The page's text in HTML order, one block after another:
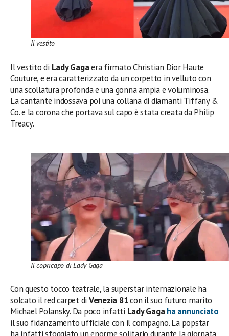
Il vestito
Il vestito di Lady Gagaera firmato Christian Dior Haute
Couture, e era caratterizzato da un corpetto in velluto con
una scollatura profonda e una gonna ampia e voluminosa.
La cantante indossava poi una collana di diamanti Tiffany &
Co. e la corona che portava sul capo è stata creata da Philip
Treacy.
Il copricapo di Lady Gaga
Con questo tocco teatrale, la superstar internazionale ha
solcato il red carpet di Venezia 81con il suo futuro marito
Michael Polansky. Da poco infatti Lady Gaga ha annunciato
il suo fidanzamento ufficiale con il compagno. La popstar